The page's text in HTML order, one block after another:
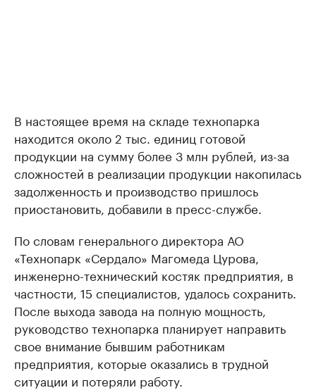
В настоящее время на складе технопарка
находится около 2 тыс. единиц готовой
продукции на сумму более 3 млн рублей, из-за
сложностей в реализации продукции накопилась
задолженность и производство пришлось
приостановить, добавили в пресс-службе.
По словам генерального директора АО
«Технопарк «Сердало» Магомеда Цурова,
инженерно-технический костяк предприятия, в
частности, 15 специалистов, удалось сохранить.
После выхода завода на полную мощность,
руководство технопарка планирует направить
свое внимание бывшим работникам
предприятия, которые оказались в трудной
ситуации и потеряли работу.